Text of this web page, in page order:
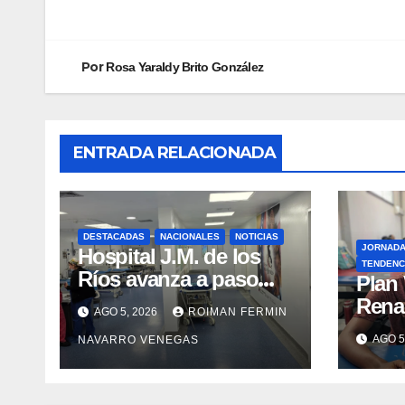
PorRosa Yaraldy Brito González
ENTRADA RELACIONADA
DESTACADAS NACIONALES NOTICIAS
Hospital J.M. de los
Ríos avanza a paso
firme en su
recuperación tras los
recientes eventos
sísmicos
AGO 5, 2026 ROIMAN FERMIN
NAVARRO VENEGAS
​Plan
AGO